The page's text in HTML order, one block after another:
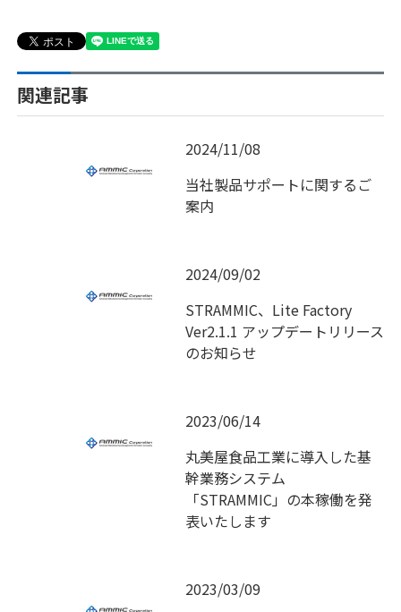
関連記事
2024/11/08
当社製品サポートに関するご
案内
2024/09/02
STRAMMIC、Lite Factory
Ver2.1.1 アップデートリリース
のお知らせ
2023/06/14
丸美屋食品工業に導入した基
幹業務システム
「STRAMMIC」の本稼働を発
表いたします
2023/03/09